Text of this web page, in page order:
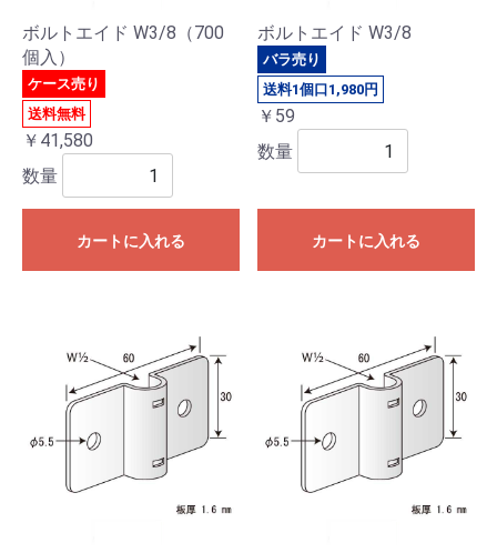
ボルトエイド W3/8（700
個入）
ケース売り
送料無料
￥41,580
数量
カートに入れる
ボルトエイド W3/8
バラ売り
送料1個口1,980円
￥59
数量
カートに入れる